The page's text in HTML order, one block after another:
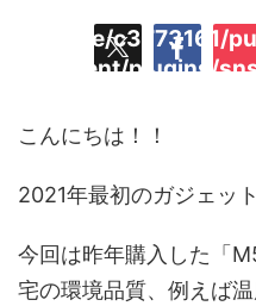
/home/c3773161/
content/plugins/
こんにちは！！
2021年最初のガジェッ
今回は昨年購入した「
宅の環境品質、例えば